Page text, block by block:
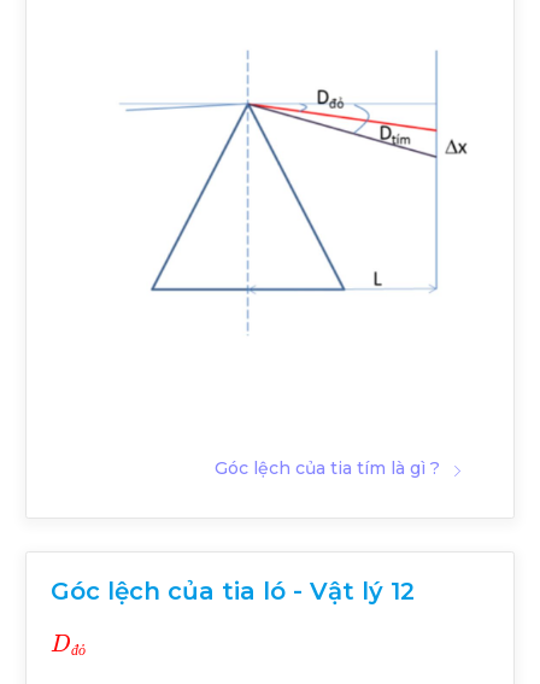
Góc lệch của tia tím là gì ?
Góc lệch của tia ló - Vật lý 12
đỏ
D